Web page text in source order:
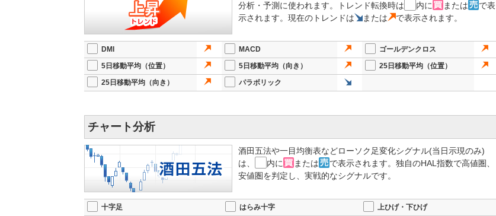
分析・予測に使われます。トレンド転換時は
内に または
で表
示されます。現在のトレンドは
または で表示されます。
DMI MACD
ゴールデンクロス
5日移動平均（位置）
5日移動平均（向き）
25日移動平均（位置）
25日移動平均（向き）
パラボリック
チャート分析
酒田五法や一目均衡表などローソク足変化シグナル(当日示現のみ)
は、
内に または
で表示されます。独自のHAL指数で高値圏、
安値圏を判定し、実戦的なシグナルです。
十字足 はらみ十字
上ひげ・下ひげ